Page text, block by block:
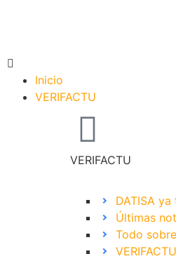
Inicio
VERIFACTU
VERIFACTU
DATISA ya
Últimas
Todo